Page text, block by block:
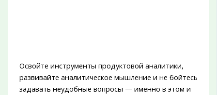
Освойте инструменты продуктовой аналитики,
развивайте аналитическое мышление и не бойтесь
задавать неудобные вопросы — именно в этом и